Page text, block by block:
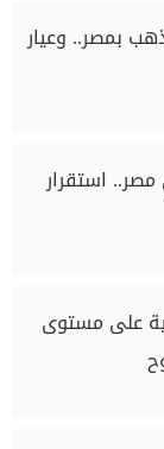
بمصر.. وعيار
مصر.. استقرار
على مستوى